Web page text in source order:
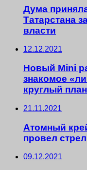
Дума
Татарстана
власти
12.12.2021
Новый Mini
знакомое
круглый
21.11.2021
Атомный
провел
09.12.2021